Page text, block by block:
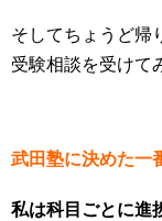
そしてちょうど帰
受験相談を受けて
武田塾に決めた一
私は科目ごとに進